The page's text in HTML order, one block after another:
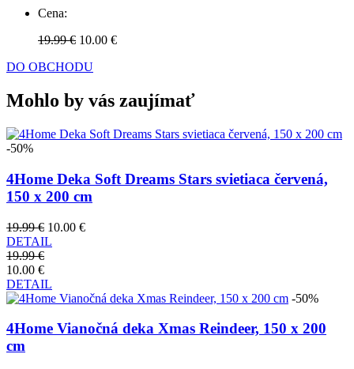
Cena:
19.99 € 10.00 €
DO OBCHODU
Mohlo by vás zaujímať
-50%
4Home Deka Soft Dreams Stars svietiaca červená,
150 x 200 cm
19.99 € 10.00 €
DETAIL
19.99 €
10.00 €
DETAIL
-50%
4Home Vianočná deka Xmas Reindeer, 150 x 200
cm